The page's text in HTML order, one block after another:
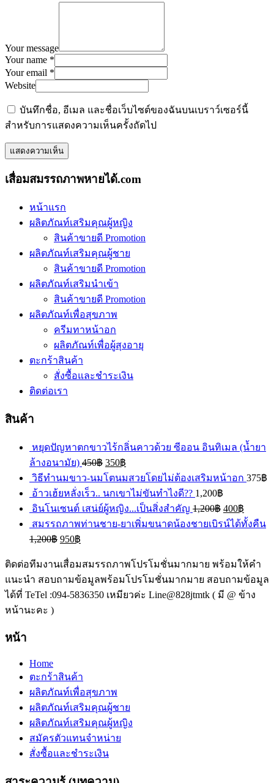
Your message
Your name *
Your email *
Website
บันทึกชื่อ, อีเมล และชื่อเว็บไซต์ของฉันบนเบราว์เซอร์นี้
สำหรับการแสดงความเห็นครั้งถัดไป
เสื่อมสมรรถภาพหายได้.com
หน้าแรก
ผลิตภัณท์เสริมคุณผู้หญิง
สินค้าขายดี Promotion
ผลิตภัณท์เสริมคุณผู้ชาย
สินค้าขายดี Promotion
ผลิตภัณท์เสริมนำเข้า
สินค้าขายดี Promotion
ผลิตภัณท์เพื่อสุขภาพ
ครีมทาหน้าอก
ผลิตภัณท์เพื่อผู้สุงอายุ
ตะกร้าสินค้า
สั่งซื้อและชำระเงิน
ติดต่อเรา
สินค้า
หยุดปัญหาตกขาวไร้กลิ่นคาวด้วย ซีออน อินทิเมล (น้ำยา
ล้างอนามัย) 450฿ 350฿
วิธีทำนมขาว-นมโตนมสวยโดยไม่ต้องเสริมหน้าอก 375฿
อ้าวเฮ้ยหลั่งเร็ว.. นกเขาไม่ขันทำไงดี?? 1,200฿
อินโนเซนต์ เสน่ย์ผู้หญิง...เป็นสิ่งสำคัญ 1,200฿ 400฿
สมรรถภาพท่านชาย-ยาเพิ่มขนาดน้องชายเบิรน์ได้ทั้งคืน
1,200฿ 950฿
ติดต่อทีมงานเสื่อมสมรรถภาพโปรโมชั่นมากมาย พร้อมให้คำ
แนะนำ สอบถามข้อมูลพร้อมโปรโมชั่นมากมาย สอบถามข้อมูล
ได้ที่ TeTel :094-5836350 เหมียวค่ะ Line@828jtmtk ( มี @ ข้าง
หน้านะคะ )
หน้า
Home
ตะกร้าสินค้า
ผลิตภัณท์เพื่อสุขภาพ
ผลิตภัณท์เสริมคุณผู้ชาย
ผลิตภัณท์เสริมคุณผู้หญิง
สมัครตัวแทนจำหน่าย
สั่งซื้อและชำระเงิน